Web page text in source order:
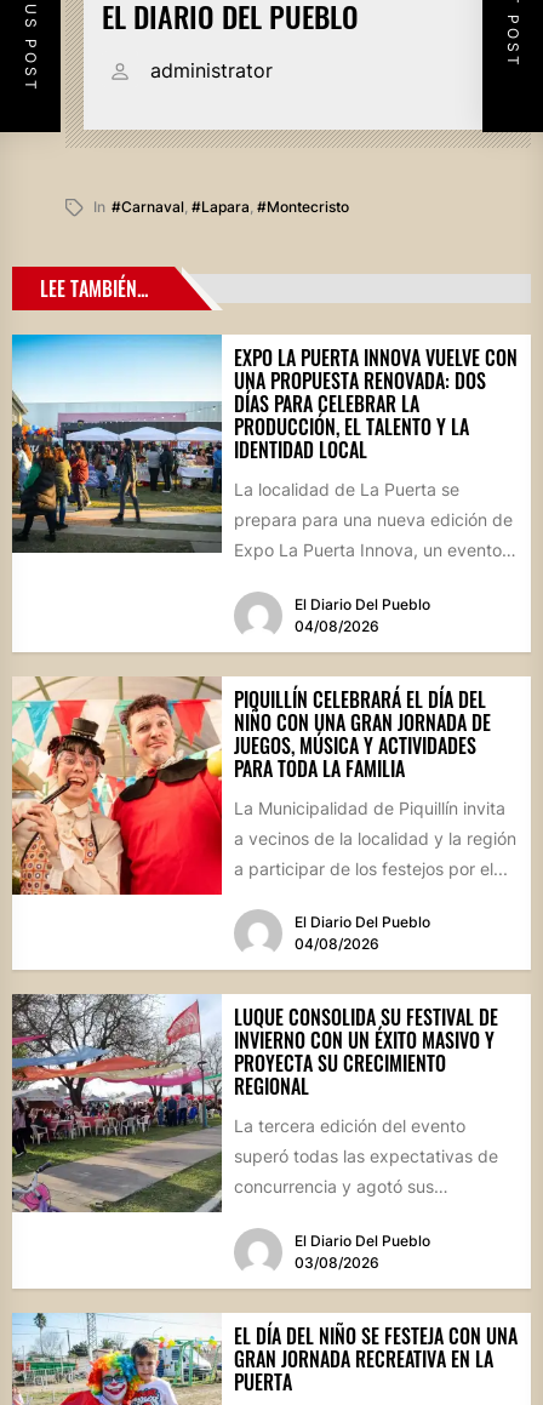
EL DIARIO DEL PUEBLO
administrator
In #carnaval, #lapara #montecristo
LEE TAMBIÉN...
EXPO LA PUERTA INNOVA VUELVE CON
UNA PROPUESTA RENOVADA: DOS
DÍAS PARA CELEBRAR LA
PRODUCCIÓN, EL TALENTO Y LA
IDENTIDAD LOCAL
La localidad de La Puerta se
prepara para una nueva edición de
Expo La Puerta Innova, un evento
El Diario Del Pueblo
04/08/2026
PIQUILLÍN CELEBRARÁ EL DÍA DEL
NIÑO CON UNA GRAN JORNADA DE
JUEGOS, MÚSICA Y ACTIVIDADES
PARA TODA LA FAMILIA
La Municipalidad de Piquillín invita
a vecinos de la localidad y la región
a participar de los festejos por el...
El Diario Del Pueblo
04/08/2026
LUQUE CONSOLIDA SU FESTIVAL DE
INVIERNO CON UN ÉXITO MASIVO Y
PROYECTA SU CRECIMIENTO
REGIONAL
La tercera edición del evento
superó todas las expectativas de
concurrencia y agotó sus
marco, el...El Diario Del Pueblo
03/08/2026
EL DÍA DEL NIÑO SE FESTEJA CON UNA
GRAN JORNADA RECREATIVA EN LA
PUERTA